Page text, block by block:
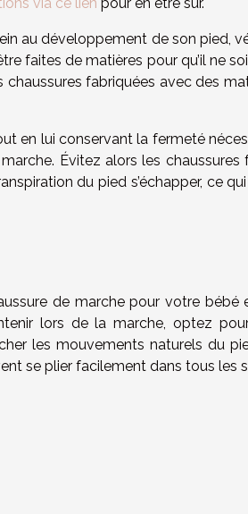
au développement de son pied,
faites de matières pour qu’il ne
fabriquées avec des
en lui conservant la fermeté
Évitez alors les chaussures
du pied s’échapper, ce
de marche pour votre bébé
lors de la marche, optez
les mouvements naturels du
se plier facilement dans tous les